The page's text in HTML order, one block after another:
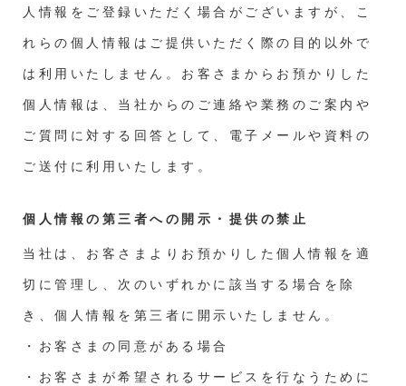
人情報をご登録いただく場合がございますが、こ
れらの個人情報はご提供いただく際の目的以外で
は利用いたしません。お客さまからお預かりした
個人情報は、当社からのご連絡や業務のご案内や
ご質問に対する回答として、電子メールや資料の
ご送付に利用いたします。
個人情報の第三者への開示・提供の禁止
当社は、お客さまよりお預かりした個人情報を適
切に管理し、次のいずれかに該当する場合を除
き、個人情報を第三者に開示いたしません。
・お客さまの同意がある場合
・お客さまが希望されるサービスを行なうために